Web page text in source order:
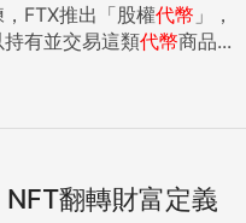
FTX推出「股權代幣 」，
有並交易這類代幣商品...
翻轉財富定義